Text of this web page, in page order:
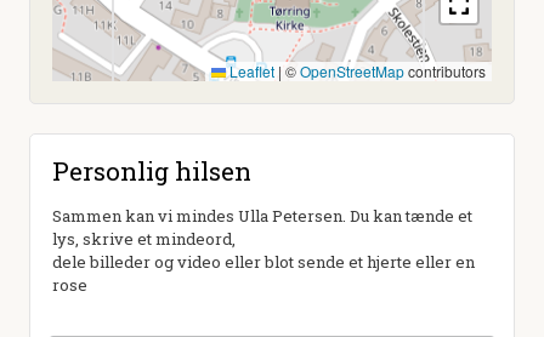
Leaflet | ©OpenStreetMapcontributors
Personlig hilsen
Sammen kan vi mindes Ulla Petersen. Du kan tænde et
lys, skrive et mindeord,
dele billeder og video eller blot sende et hjerte eller en
rose